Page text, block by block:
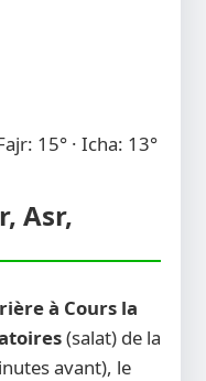
15° · Icha: 13°
Asr,
à Cours la
(salat) de la
avant), le